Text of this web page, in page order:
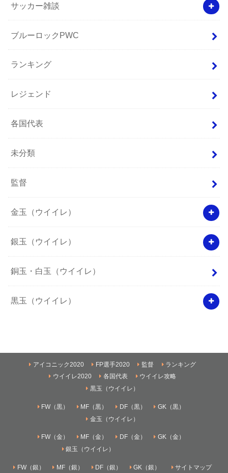
サッカー雑談
ブルーロックPWC
ランキング
レジェンド
各国代表
未分類
監督
金玉（ウイイレ）
銀玉（ウイイレ）
銅玉・白玉（ウイイレ）
黒玉（ウイイレ）
アイコニック2020 FP選手2020 監督
ランキング
ウイイレ2020
各国代表
ウイイレ攻略
黒玉（ウイイレ）
FW（黒） MF（黒） DF（黒）
GK（黒）
金玉（ウイイレ）
FW（金） MF（金） DF（金）
GK（金）
銀玉（ウイイレ）
FW（銀） MF（銀） DF（銀） GK（銀） サイトマップ